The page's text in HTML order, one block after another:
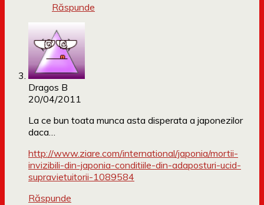
Răspunde
Dragos B
20/04/2011
La ce bun toata munca asta disperata a japonezilor
daca…
http://www.ziare.com/international/japonia/mortii-
invizibili-din-japonia-conditiile-din-adaposturi-ucid-
supravietuitorii-1089584
Răspunde